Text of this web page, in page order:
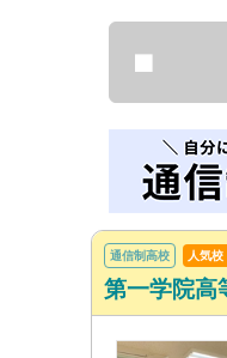
通信制高校 人気校
第一学院